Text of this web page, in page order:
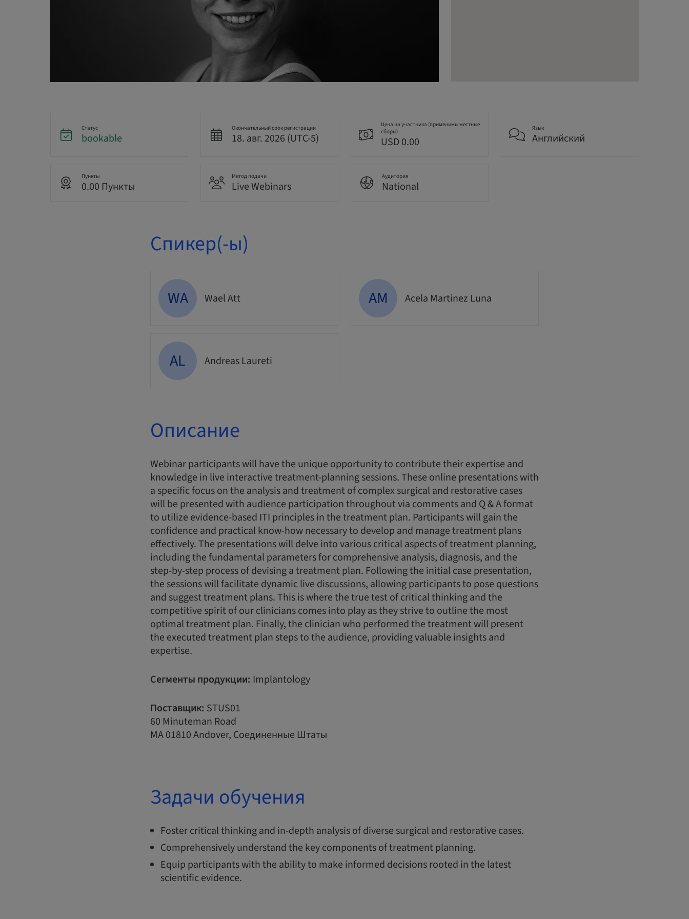
Статус
bookable
Окончательный срок регистрации
18. авг. 2026 (UTC-5)
Цена на участника (применимы местные
сборы)
USD 0.00
Язык
Английский
Пункты
0.00 Пункты
Метод подачи
Live Webinars
Аудитория
National
Спикер(-ы)
WA Wael Att AM Acela Martinez Luna
AL Andreas Laureti
Описание
Webinar participants will have the unique opportunity to contribute their expertise and
knowledge in live interactive treatment-planning sessions. These online presentations with
a specific focus on the analysis and treatment of complex surgical and restorative cases
will be presented with audience participation throughout via comments and Q & A format
to utilize evidence-based ITI principles in the treatment plan. Participants will gain the
confidence and practical know-how necessary to develop and manage treatment plans
effectively. The presentations will delve into various critical aspects of treatment planning,
including the fundamental parameters for comprehensive analysis, diagnosis, and the
step-by-step process of devising a treatment plan. Following the initial case presentation,
the sessions will facilitate dynamic live discussions, allowing participants to pose questions
and suggest treatment plans. This is where the true test of critical thinking and the
competitive spirit of our clinicians comes into play as they strive to outline the most
optimal treatment plan. Finally, the clinician who performed the treatment will present
the executed treatment plan steps to the audience, providing valuable insights and
expertise.
Сегменты продукции: Implantology
Поставщик: STUS01
60 Minuteman Road
MA 01810 Andover, Соединенные Штаты
Задачи обучения
Foster critical thinking and in-depth analysis of diverse surgical and restorative cases.
Comprehensively understand the key components of treatment planning.
Equip participants with the ability to make informed decisions rooted in the latest
scientific evidence.